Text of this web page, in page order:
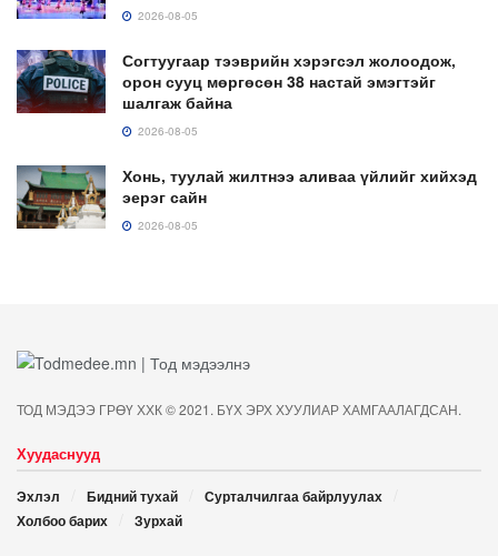
2026-08-05
Согтуугаар тээврийн хэрэгсэл жолоодож,
орон сууц мөргөсөн 38 настай эмэгтэйг
шалгаж байна
2026-08-05
Хонь, туулай жилтнээ аливаа үйлийг хийхэд
эерэг сайн
2026-08-05
ТОД МЭДЭЭ ГРӨҮ ХХК © 2021. БҮХ ЭРХ ХУУЛИАР ХАМГААЛАГДСАН.
Хуудаснууд
Эхлэл Бидний тухай
Сурталчилгаа байрлуулах
Холбоо барих
Зурхай